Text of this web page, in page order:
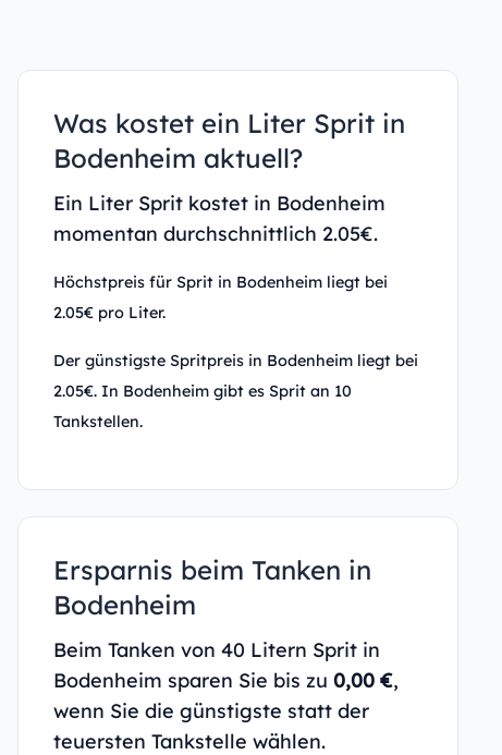
Was kostet ein Liter Sprit in
Bodenheim aktuell?
Ein Liter Sprit kostet in Bodenheim
momentan durchschnittlich 2.05€.
Höchstpreis für Sprit in Bodenheim liegt bei
2.05€ pro Liter.
Der günstigste Spritpreis in Bodenheim liegt bei
2.05€. In Bodenheim gibt es Sprit an 10
Tankstellen.
Ersparnis beim Tanken in
Bodenheim
Beim Tanken von 40 Litern Sprit in
Bodenheim sparen Sie bis zu 0,00 €,
wenn Sie die günstigste statt der
teuersten Tankstelle wählen.